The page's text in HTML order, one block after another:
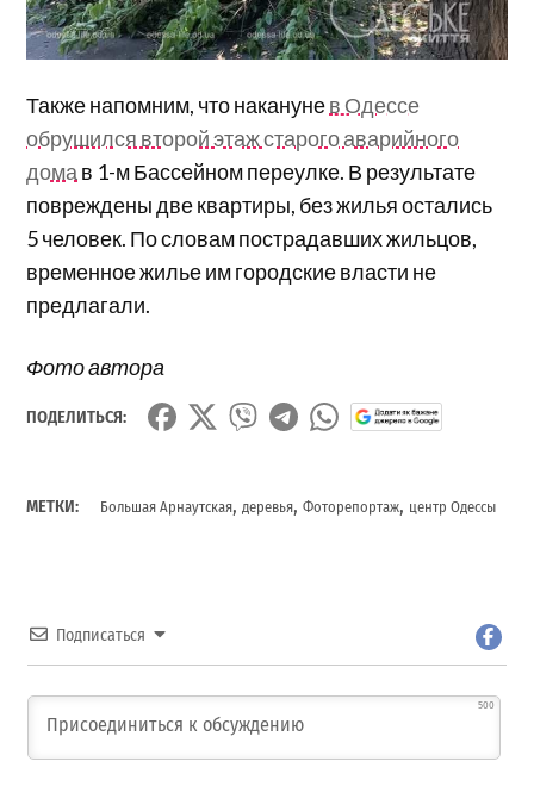
Также напомним, что наканунев Одессе
обрушился второй этаж старого аварийного
дома в 1-м Бассейном переулке. В результате
повреждены две квартиры, без жилья остались
5 человек. По словам пострадавших жильцов,
временное жилье им городские власти не
предлагали.
Фото автора
ПОДЕЛИТЬСЯ:
МЕТКИ: Большая Арнаутская,деревья,Фоторепортаж, центр Одессы
Подписаться
500